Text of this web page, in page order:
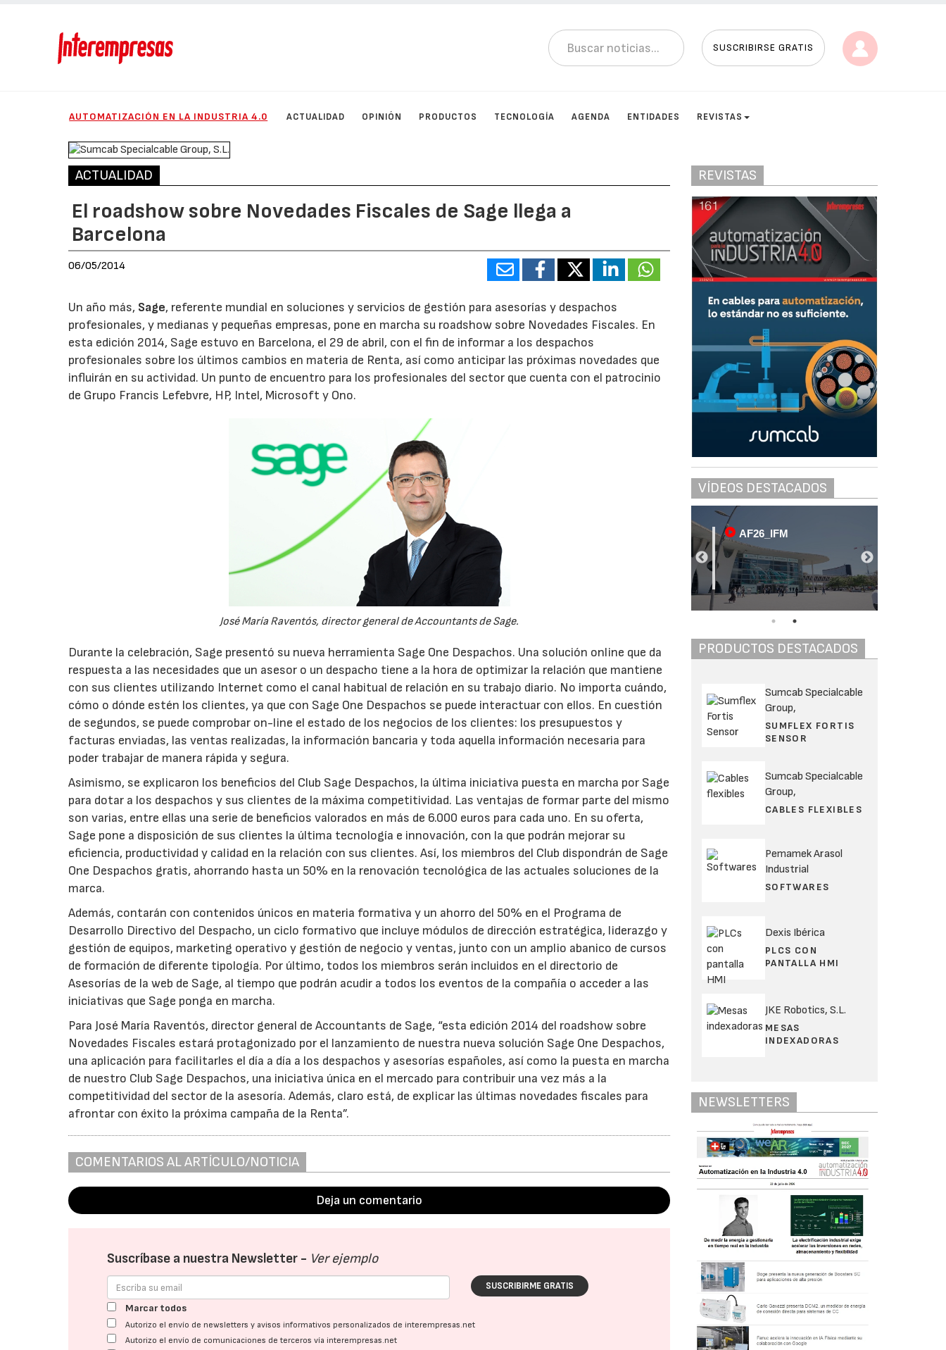
SUSCRIBIRSE GRATIS
AUTOMATIZACIÓN EN LA INDUSTRIA 4.0 ACTUALIDAD OPINIÓN PRODUCTOS TECNOLOGÍA AGENDA ENTIDADES REVISTAS
ACTUALIDAD
El roadshow sobre Novedades Fiscales de Sage llega a
Barcelona
06/05/2014
Un año más, Sage, referente mundial en soluciones y servicios de gestión para asesorías y despachos
profesionales, y medianas y pequeñas empresas, pone en marcha su roadshow sobre Novedades Fiscales. En
esta edición 2014, Sage estuvo en Barcelona, el 29 de abril, con el fin de informar a los despachos
profesionales sobre los últimos cambios en materia de Renta, así como anticipar las próximas novedades que
influirán en su actividad. Un punto de encuentro para los profesionales del sector que cuenta con el patrocinio
de Grupo Francis Lefebvre, HP, Intel, Microsoft y Ono.
José María Raventós, director general de Accountants de Sage.
Durante la celebración, Sage presentó su nueva herramienta Sage One Despachos. Una solución online que da
respuesta a las necesidades que un asesor o un despacho tiene a la hora de optimizar la relación que mantiene
con sus clientes utilizando Internet como el canal habitual de relación en su trabajo diario. No importa cuándo,
cómo o dónde estén los clientes, ya que con Sage One Despachos se puede interactuar con ellos. En cuestión
de segundos, se puede comprobar on-line el estado de los negocios de los clientes: los presupuestos y
facturas enviadas, las ventas realizadas, la información bancaria y toda aquella información necesaria para
poder trabajar de manera rápida y segura.
Asimismo, se explicaron los beneficios del Club Sage Despachos, la última iniciativa puesta en marcha por Sage
para dotar a los despachos y sus clientes de la máxima competitividad. Las ventajas de formar parte del mismo
son varias, entre ellas una serie de beneficios valorados en más de 6.000 euros para cada uno. En su oferta,
Sage pone a disposición de sus clientes la última tecnología e innovación, con la que podrán mejorar su
eficiencia, productividad y calidad en la relación con sus clientes. Así, los miembros del Club dispondrán de Sage
One Despachos gratis, ahorrando hasta un 50% en la renovación tecnológica de las actuales soluciones de la
marca.
Además, contarán con contenidos únicos en materia formativa y un ahorro del 50% en el Programa de
Desarrollo Directivo del Despacho, un ciclo formativo que incluye módulos de dirección estratégica, liderazgo y
gestión de equipos, marketing operativo y gestión de negocio y ventas, junto con un amplio abanico de cursos
de formación de diferente tipología. Por último, todos los miembros serán incluidos en el directorio de
Asesorías de la web de Sage, al tiempo que podrán acudir a todos los eventos de la compañía o acceder a las
iniciativas que Sage ponga en marcha.
Para José María Raventós, director general de Accountants de Sage, “esta edición 2014 del roadshow sobre
Novedades Fiscales estará protagonizado por el lanzamiento de nuestra nueva solución Sage One Despachos,
una aplicación para facilitarles el día a día a los despachos y asesorías españoles, así como la puesta en marcha
de nuestro Club Sage Despachos, una iniciativa única en el mercado para contribuir una vez más a la
competitividad del sector de la asesoría. Además, claro está, de explicar las últimas novedades fiscales para
afrontar con éxito la próxima campaña de la Renta”.
COMENTARIOS AL ARTÍCULO/NOTICIA
Deja un comentario
Suscríbase a nuestra Newsletter - Ver ejemplo
SUSCRIBIRME GRATIS
Marcar todos
Autorizo el envío de newsletters y avisos informativos personalizados de interempresas.net
Autorizo el envío de comunicaciones de terceros vía interempresas.net
REVISTAS
VÍDEOS DESTACADOS
AF26_IFM AF26_IFM
PRODUCTOS DESTACADOS
Sumcab Specialcable
Group,
SUMFLEX FORTIS
SENSOR
Sumcab Specialcable
Group,
CABLES FLEXIBLES
Pemamek Arasol
Industrial
SOFTWARES
Dexis Ibérica
PLCS CON
PANTALLA HMI
JKE Robotics, S.L.
MESAS
INDEXADORAS
NEWSLETTERS